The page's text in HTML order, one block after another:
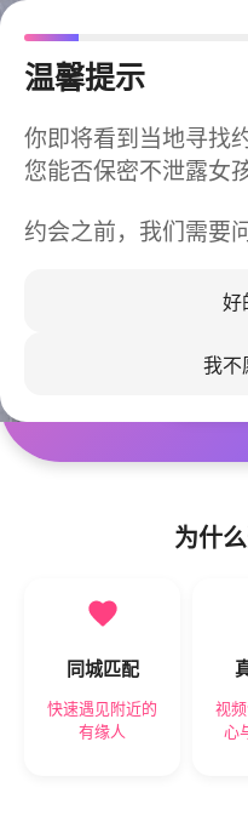
温馨提示
你即将看到当地寻找
您能否保密不泄露女
约会之前，我们需要
好
我不
今晚
同城快速匹
为什
同城匹配
快速遇见附近的
有缘人
视
心